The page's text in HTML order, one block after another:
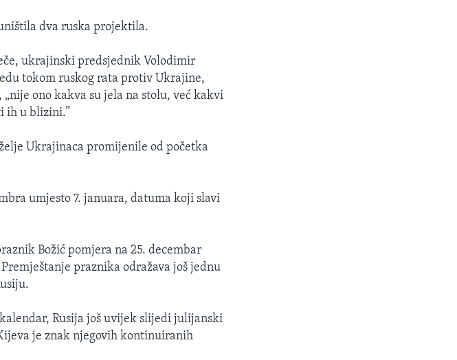
dva ruska projektila.
ukrajinski predsjednik Volodimir
tokom ruskog rata protiv Ukrajine,
ono kakva su jela na stolu, već kakvi
ih u blizini.”
Ukrajinaca promijenile od početka
umjesto 7. januara, datuma koji slavi
Božić pomjera na 25. decembar
praznika odražava još jednu
Rusija još uvijek slijedi julijanski
je znak njegovih kontinuiranih